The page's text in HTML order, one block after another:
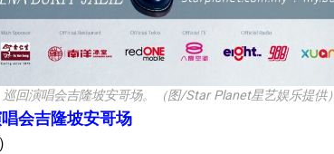
回演唱会吉隆坡安哥场。（图/Star Planet星艺娱乐提供）
会吉隆坡安哥场